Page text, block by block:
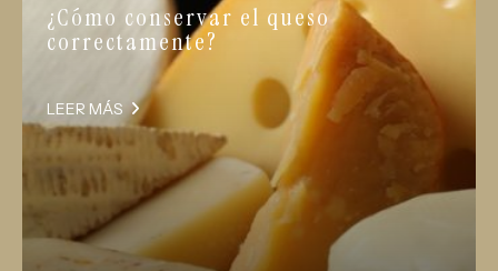
¿Cómo conservar el queso
correctamente?
LEER MÁS